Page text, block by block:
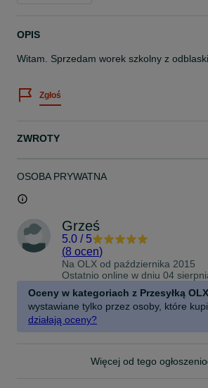
OPIS
Witam. Sprzedam worek szkolny z
Zgłoś
ZWROTY
OSOBA PRYWATNA
Grześ
5.0 / 5
(8 ocen)
Na OLX od października 2015
Ostatnio online w dniu 04
Oceny w kategoriach z Przesyłką
wystawiane tylko przez osoby, które
działają oceny?
Więcej od tego